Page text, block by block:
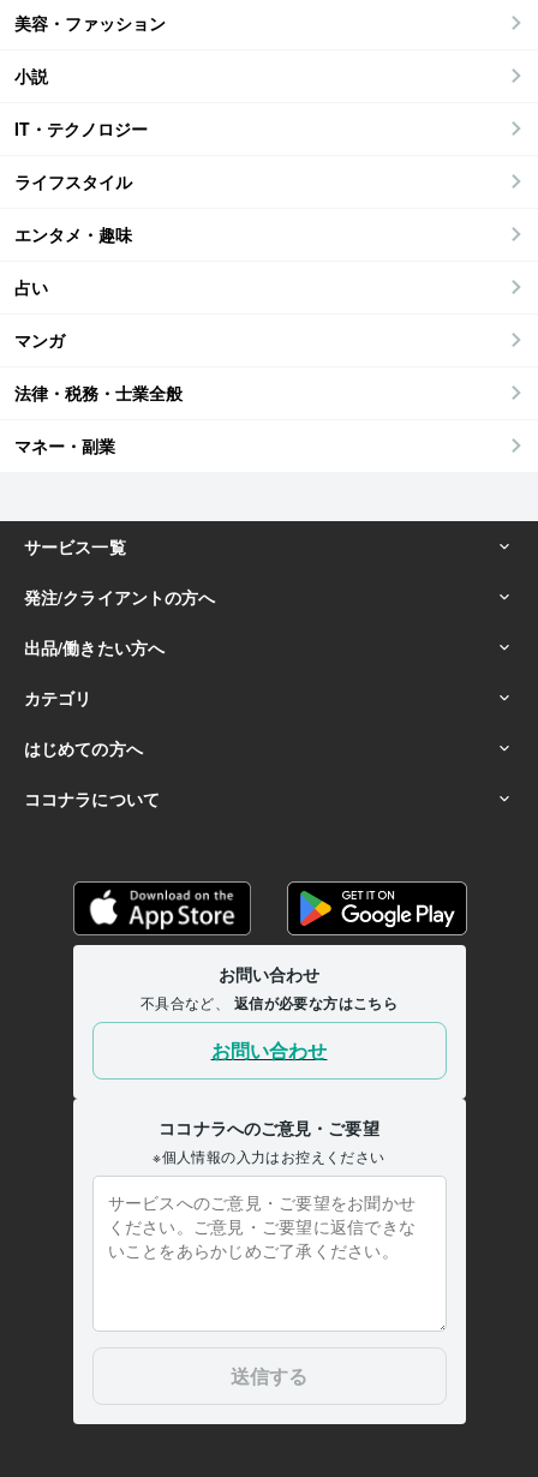
美容・ファッション
小説
IT・テクノロジー
ライフスタイル
エンタメ・趣味
占い
マンガ
法律・税務・士業全般
マネー・副業